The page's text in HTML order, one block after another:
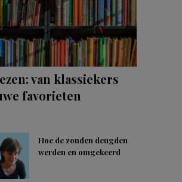
van klassiekers
favorieten
Hoe de zonden deugden
werden en omgekeerd